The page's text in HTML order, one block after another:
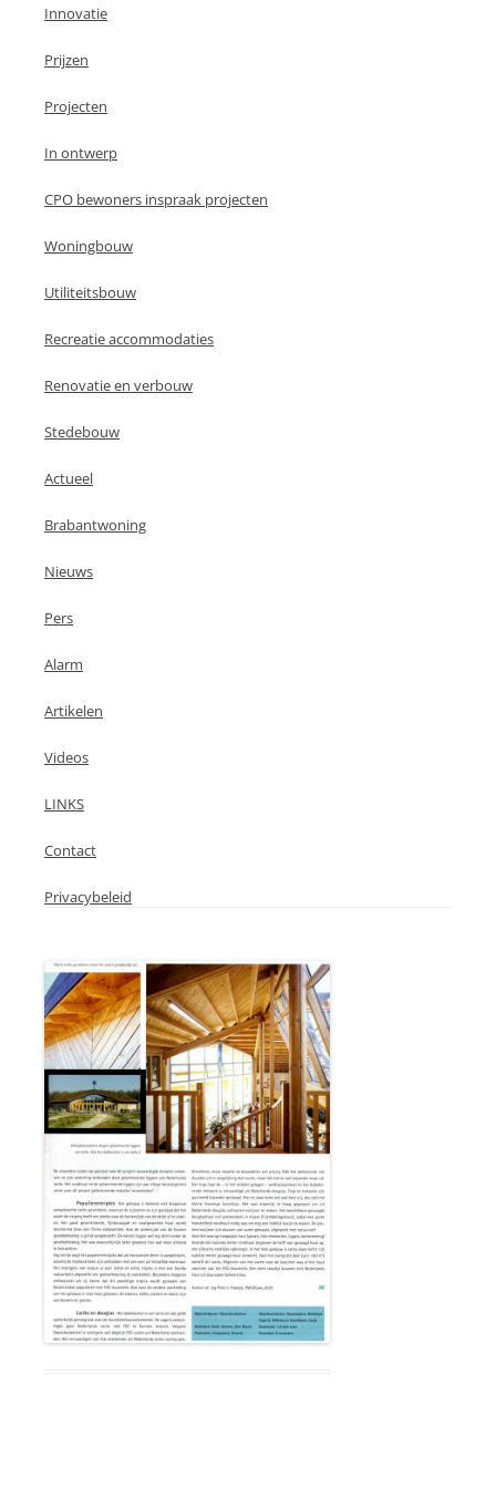
Innovatie
Prijzen
Projecten
In ontwerp
CPO bewoners inspraak projecten
Woningbouw
Utiliteitsbouw
Recreatie accommodaties
Renovatie en verbouw
Stedebouw
Actueel
Brabantwoning
Nieuws
Pers
Alarm
Artikelen
Videos
LINKS
Contact
Privacybeleid